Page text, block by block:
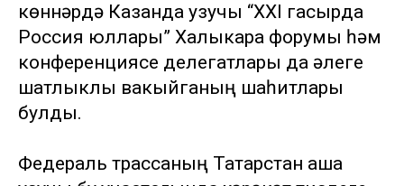
көннәрдә Казанда узучы “XXI гасырда
Россия юллары” Халыкара форумы һәм
конференциясе делегатлары да әлеге
шатлыклы вакыйганың шаһитлары
булды.
Федераль трассаның Татарстан аша